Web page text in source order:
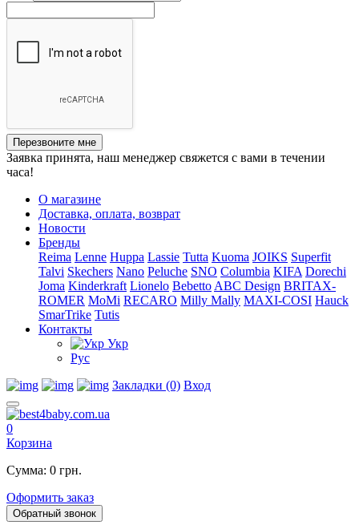
Перезвоните мне
Заявка принята, наш менеджер свяжется с вами в течении
часа!
О магазине
Доставка, оплата, возврат
Новости
Бренды
Reima Lenne Huppa Lassie Tutta Kuoma JOIKS Superfit
Talvi Skechers Nano Peluche SNO Columbia KIFA Dorechi
Joma Kinderkraft Lionelo Bebetto ABC Design BRITAX-
ROMER MoMi RECARO Milly Mally MAXI-COSI Hauck
SmarTrike Tutis
Контакты
Укр
Рус
Закладки (0) Вход
0
Корзина
Сумма: 0 грн.
Оформить заказ
Обратный звонок